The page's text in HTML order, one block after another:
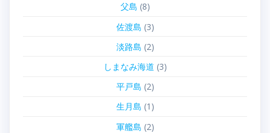
父島 (8)
佐渡島 (3)
淡路島 (2)
しまなみ海道 (3)
平戸島 (2)
生月島 (1)
軍艦島 (2)